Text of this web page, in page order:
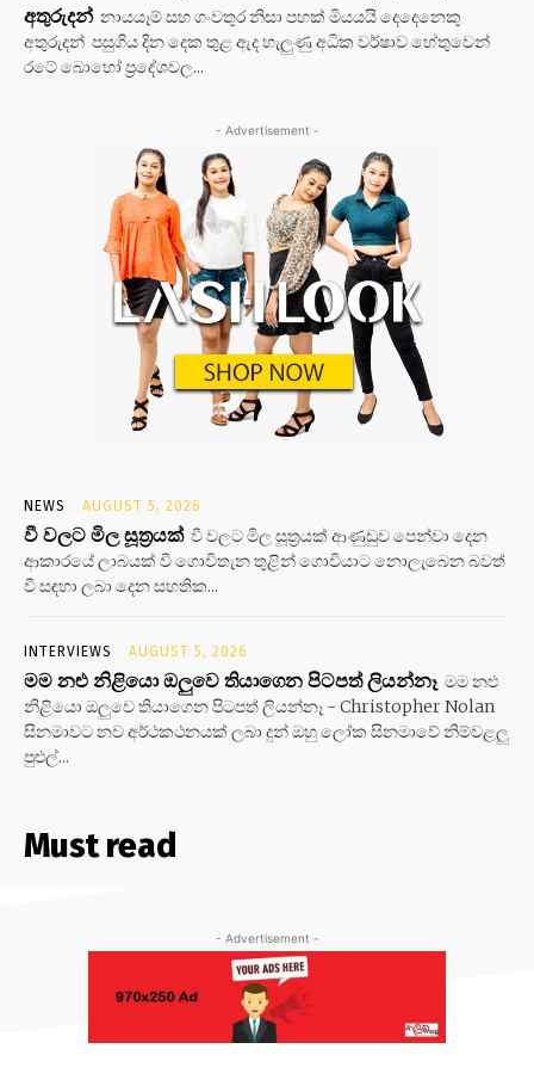
අතුරුදන් නායයෑම් සහ ගංවතුර නිසා පහක් මියයයි දෙදෙනෙකු
අතුරුදන් පසුගිය දින දෙක තුළ ඇද හැලුණු අධික වර්ෂාව හේතුවෙන්
රටේ බොහෝ ප්‍රදේශවල...
- Advertisement -
NEWS AUGUST 5, 2026
වී වලට මිල සූත්‍රයක් වී වලට මිල සූත්‍රයක් ආණුඩුව පෙන්වා දෙන
ආකාරයේ ලාබයක් වී ගොවිතැන තුළින් ගොවියාට නොලැබෙන බවත්
වී සඳහා ලබා දෙන සහතික...
INTERVIEWS AUGUST 5, 2026
මම නළු නිළියො ඔලුවෙ තියාගෙන පිටපත් ලියන්නෑ මම නළු
නිළියො ඔලුවෙ තියාගෙන පිටපත් ලියන්නෑ - Christopher Nolan
සිනමාවට නව අර්ථකථනයක් ලබා දුන් ඔහු ලෝක සිනමාවේ නිම්වළලු
පුළුල්...
Must read
- Advertisement -